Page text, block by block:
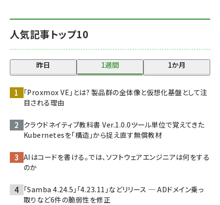
人気記事トップ10
昨日 1週間 1か月
「Proxmox VE」とは? 製品群の全体像と仮想化基盤として注
目される理由
クラウドネイティブ教科書 Ver.1.0.0――ツール単位で覚えてきた
Kubernetesを「構造」から捉え直す無償教材
AIはコードを書ける。では、ソフトウェアエンジニアは何をする
のか
「Samba 4.24.5」「4.23.11」などリリース ─ ADドメイン乗っ
取りなど6件の脆弱性を修正